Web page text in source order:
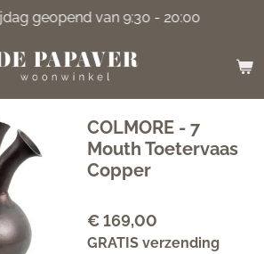
geopend van 9:30 - 20:00
COLMORE - 7
Mouth Toetervaas
Copper
€ 169,00
GRATIS verzending